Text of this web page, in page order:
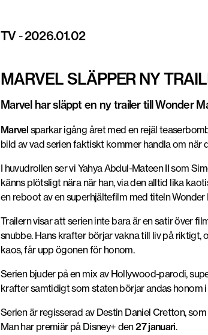
TV-2026.01.02
MARVEL SLÄPPER NY
Marvel har släppt en ny trailer till Wonder
Marvel sparkar igång året med en rejäl
bild av vad serien faktiskt kommer handla om när
I huvudrollen ser vi Yahya Abdul-Mateen IIsom
känns plötsligt nära när han, via den alltid lika
en reboot av en superhjältefilm med titeln Wonder
Trailern visar att serien inte bara är en satir över
snubbe. Hans krafter börjar vakna till liv på riktigt,
kaos, får upp ögonen för honom.
Serien bjuder på en mix av Hollywood-parodi,
krafter samtidigt som staten börjar andas honom i
Serien är regisserad av Destin Daniel Cretton,
Manhar premiär på Disney+ den27 januari.